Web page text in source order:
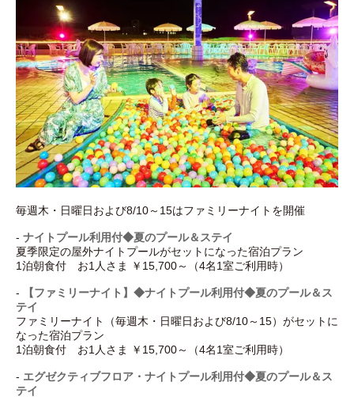
毎週木・日曜日および8/10～15はファミリーナイトを開催
- ナイトプール利用付◆夏のプール＆ステイ
夏季限定の屋外ナイトプールがセットになった宿泊プラン
1泊朝食付 お1人さま ￥15,700～（4名1室ご利用時）
-
【ファミリーナイト】◆ナイトプール利用付◆夏のプール＆ス
テイ
ファミリーナイト（毎週木・日曜日および8/10～15）がセットに
なった宿泊プラン
1泊朝食付 お1人さま ￥15,700～（4名1室ご利用時）
- エグゼクティブフロア・ナイトプール利用付◆夏のプール＆ス
テイ